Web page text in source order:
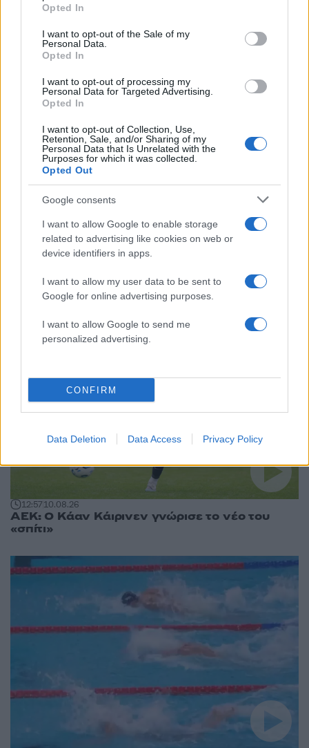
use your data for below specified purposes in below Google
consent section.
Opted In
I want to opt-out of the Sale of my
Personal Data.
Opted In
I want to opt-out of processing my
Personal Data for Targeted Advertising.
Opted In
I want to opt-out of Collection, Use,
Retention, Sale, and/or Sharing of my
Personal Data that Is Unrelated with the
Purposes for which it was collected.
Opted Out
Google consents
I want to allow Google to enable storage
related to advertising like cookies on web or
device identifiers in apps.
I want to allow my user data to be sent to
Google for online advertising purposes.
I want to allow Google to send me
personalized advertising.
CONFIRM
Data Deletion Data Access Privacy Policy
συνεχίζει τις ολιγοήμερες διακοπές του –
Το οικονομικό πρόγραμμα της ΕΛΑΣ που
θα παρουσιάσει ο Αλέξης Τσίπρας στη
Θεσσαλονίκη: Σχέδιο τετραετίας
Αλέξης Τσίπρας: Από την καταγγελία του
«καθεστώτος» σε πρόταση
διακυβέρνησης – «Το 2015 ήξερα τι
ήθελα, αλλά δεν ήξερα πώς να το κάνω»
Γιαννακόπουλος: «Οι Ολυμπιακοί
φώναζαν για οφσάιντ στο μπάσκετ, πριν
10 χρόνια έμαθαν ότι η μπάλα είναι
πορτοκαλί»
Αθλητικά:
Περισσότερα άρθρα
12:5710.08.26
ΑΕΚ: Ο Κάαν Κάιρινεν γνώρισε το νέο του
«σπίτι»